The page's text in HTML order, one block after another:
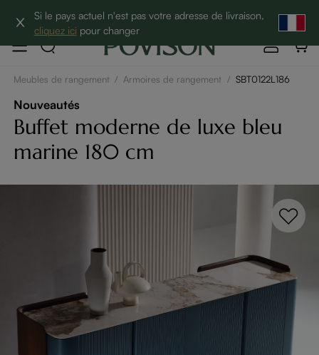
Si le pays actuel n'est pas votre adresse de livraison,
cliquez ici pour changer
10% de réduction sur 2 articles→
Meubles de rangement / Armoires de rangement / SBT0122L186
Nouveautés
Buffet moderne de luxe bleu
marine 180 cm